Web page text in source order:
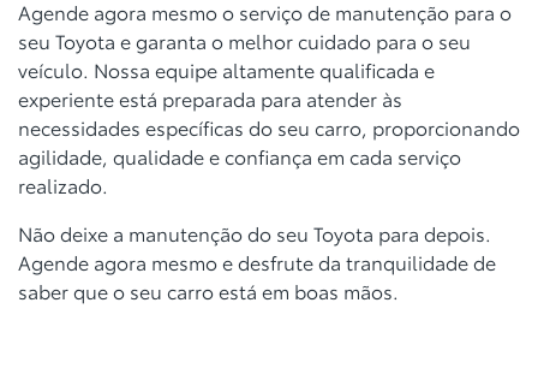
Agende agora mesmo o serviço de manutenção para o
seu Toyota e garanta o melhor cuidado para o seu
veículo. Nossa equipe altamente qualificada e
experiente está preparada para atender às
necessidades específicas do seu carro, proporcionando
agilidade, qualidade e confiança em cada serviço
realizado.
Não deixe a manutenção do seu Toyota para depois.
Agende agora mesmo e desfrute da tranquilidade de
saber que o seu carro está em boas mãos.